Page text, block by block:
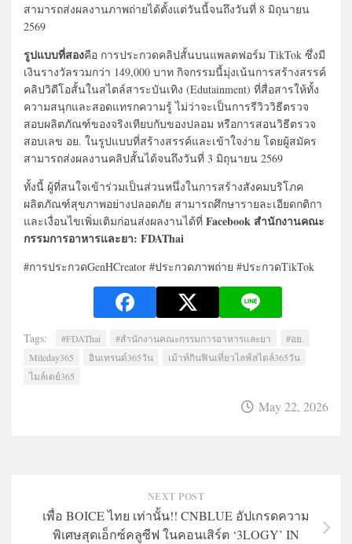
สามารถส่งผลงานภาพถ่ายได้ตั้งแต่วันนี้จนถึงวันที่ 8 มิถุนายน
2569
รูปแบบที่สองคือ การประกวดคลิปสั้นบนแพลตฟอร์ม TikTok ซึ่งมี
เงินรางวัลรวมกว่า 149,000 บาท กิจกรรมนี้มุ่งเน้นการสร้างสรรค์
คลิปวิดีโอสั้นในสไตล์สาระบันเทิง (Edutainment) ที่สื่อสารให้ทั้ง
ความสนุกและสอดแทรกความรู้ ไม่ว่าจะเป็นการรีวิววิธีตรวจ
สอบผลิตภัณฑ์ของจริงเทียบกับของปลอม หรือการสอนวิธีตรวจ
สอบเลข อย. ในรูปแบบที่สร้างสรรค์และเข้าใจง่าย โดยผู้สมัคร
สามารถส่งผลงานคลิปสั้นได้จนถึงวันที่ 3 มิถุนายน 2569
ทั้งนี้ ผู้ที่สนใจเข้าร่วมเป็นส่วนหนึ่งในการสร้างสังคมบริโภค
ผลิตภัณฑ์สุขภาพอย่างปลอดภัย สามารถศึกษารายละเอียดกติกา
และเงื่อนไขเพิ่มเติมก่อนส่งผลงานได้ที่ Facebook สำนักงานคณะ
กรรมการอาหารและยา: FDAThai
#การประกวดGenHCreator #ประกวดภาพถ่าย #ประกวดTikTok
Tags: #FDAThai #สำนักงานคณะกรรมการอาหารและยา
#อย.
Mileday365
อินเทรนด์365วัน
เม้าท์กินฟินเที่ยวไลฟ์สไตล์365วัน
ไมล์เดย์365
May 22, 2026
NEXT POST
เพื่อ BOICE ไทย เท่านั้น!! CNBLUE อัปเกรดความ
พิเศษสุดเอ็กซ์คลูซีฟ ในคอนเสิร์ต ‘3LOGY’ IN